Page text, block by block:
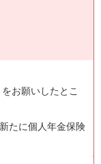
お願いしたとこ
たに個人年金保険